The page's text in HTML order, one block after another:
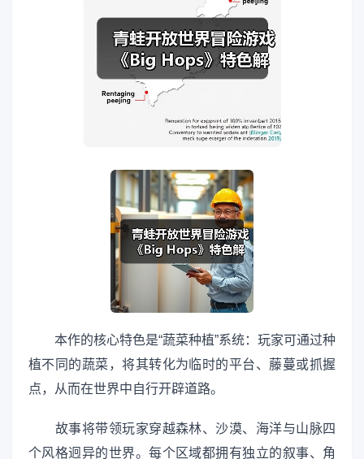
本作的核心特色是“蔬菜种植”系统：玩家可通过种
植不同的蔬菜，将其转化为临时的平台、藤蔓或抓握
点，从而在世界中自行开辟道路。
故事将带领玩家穿越森林、沙漠、海洋与山脉四
个风格迥异的世界。每个区域都拥有独立的叙事、角